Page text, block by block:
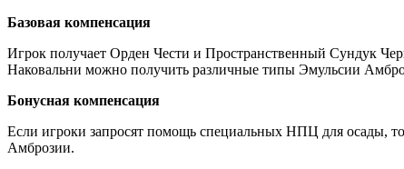
Базовая компенсация
Игрок получает Орден Чести и Пространственный Сундук
Наковальни можно получить различные типы Эмульсии
Бонусная компенсация
Если игроки запросят помощь cпециальных НПЦ для осады,
Амброзии.